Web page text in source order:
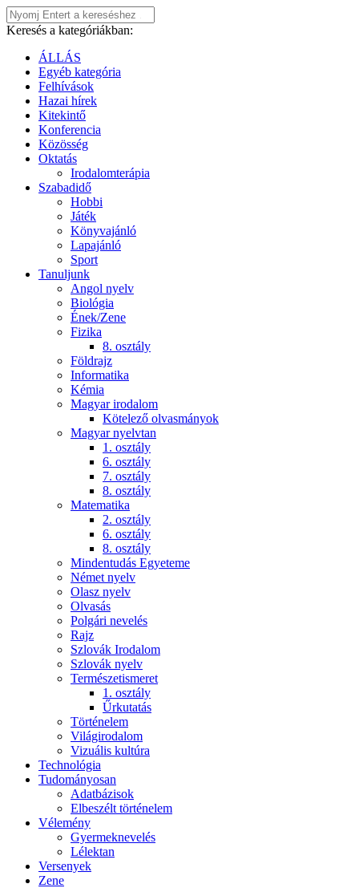
Keresés a kategóriákban:
ÁLLÁS
Egyéb kategória
Felhívások
Hazai hírek
Kitekintő
Konferencia
Közösség
Oktatás
Irodalomterápia
Szabadidő
Hobbi
Játék
Könyvajánló
Lapajánló
Sport
Tanuljunk
Angol nyelv
Biológia
Ének/Zene
Fizika
8. osztály
Földrajz
Informatika
Kémia
Magyar irodalom
Kötelező olvasmányok
Magyar nyelvtan
1. osztály
6. osztály
7. osztály
8. osztály
Matematika
2. osztály
6. osztály
8. osztály
Mindentudás Egyeteme
Német nyelv
Olasz nyelv
Olvasás
Polgári nevelés
Rajz
Szlovák Irodalom
Szlovák nyelv
Természetismeret
1. osztály
Űrkutatás
Történelem
Világirodalom
Vizuális kultúra
Technológia
Tudományosan
Adatbázisok
Elbeszélt történelem
Vélemény
Gyermeknevelés
Lélektan
Versenyek
Zene